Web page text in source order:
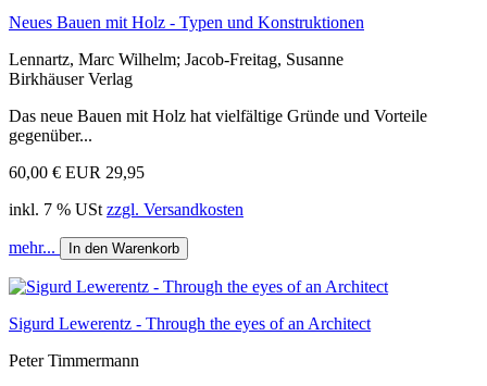
Neues Bauen mit Holz - Typen und Konstruktionen
Lennartz, Marc Wilhelm; Jacob-Freitag, Susanne
Birkhäuser Verlag
Das neue Bauen mit Holz hat vielfältige Gründe und Vorteile
gegenüber...
60,00 € EUR 29,95
inkl. 7 % USt zzgl. Versandkosten
mehr... In den Warenkorb
Sigurd Lewerentz - Through the eyes of an Architect
Peter Timmermann